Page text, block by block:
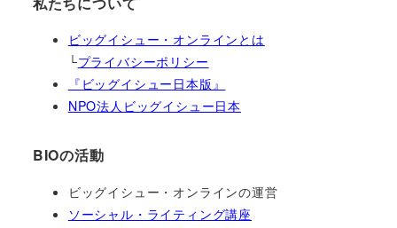
ビッグイシュー・オンラインとは
└プライバシーポリシー
『ビッグイシュー日本版』
NPO法人ビッグイシュー日本
BIOの活動
ビッグイシュー・オンラインの運営
ソーシャル・ライティング講座